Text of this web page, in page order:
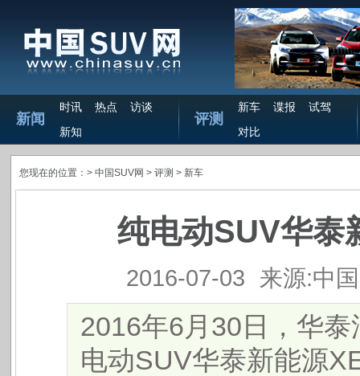
新闻
时讯 热点
访谈
新知
评测
新车 谍报
试驾
对比
您现在的位置：> 中国SUV网 > 评测 > 新车
纯电动SUV华泰
2016-07-03 来源:中
2016年6月30日，华
电动SUV华泰新能源